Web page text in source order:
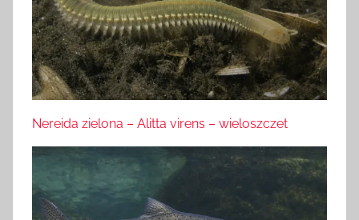
Nereida zielona – Alitta virens – wieloszczet